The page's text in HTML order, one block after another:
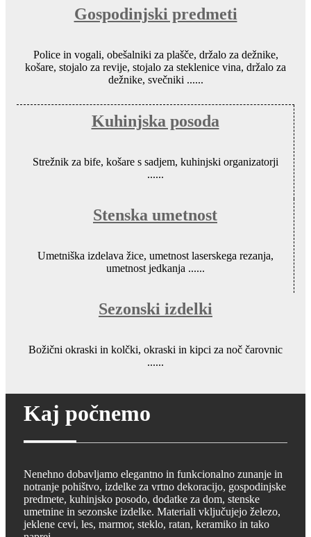
Gospodinjski predmeti
Police in vogali, obešalniki za plašče, držalo za dežnike,
košare, stojalo za revije, stojalo za steklenice vina, držalo za
dežnike, svečniki ......
Kuhinjska posoda
Strežnik za bife, košare s sadjem, kuhinjski organizatorji
......
Stenska umetnost
Umetniška izdelava žice, umetnost laserskega rezanja,
umetnost jedkanja ......
Sezonski izdelki
Božični okraski in kolčki, okraski in kipci za noč čarovnic
......
Kaj počnemo
Nenehno dobavljamo elegantno in funkcionalno zunanje in
notranje pohištvo, izdelke za vrtno dekoracijo, gospodinjske
predmete, kuhinjsko posodo, dodatke za dom, stenske
umetnine in sezonske izdelke. Materiali vključujejo železo,
jeklene cevi, les, marmor, steklo, ratan, keramiko in tako